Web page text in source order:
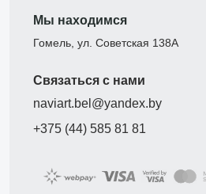
Мы находимся
Гомель, ул. Советская 138А
Связаться с нами
naviart.bel@yandex.by
+375 (44) 585 81 81